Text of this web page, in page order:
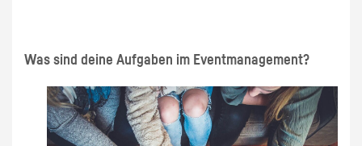
Was sind deine Aufgaben im Eventmanagement?